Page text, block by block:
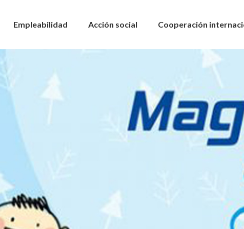
Empleabilidad Acción social Cooperación